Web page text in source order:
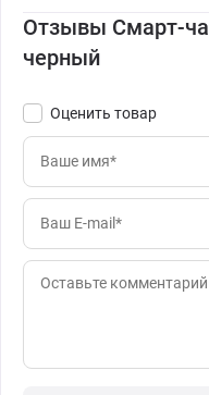
Отзывы Смарт-
черный
Оценить товар